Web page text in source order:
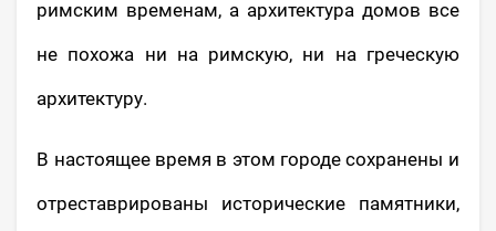
римским временам, а архитектура домов все
не похожа ни на римскую, ни на греческую
архитектуру.
В настоящее время в этом городе сохранены и
отреставрированы исторические памятники,